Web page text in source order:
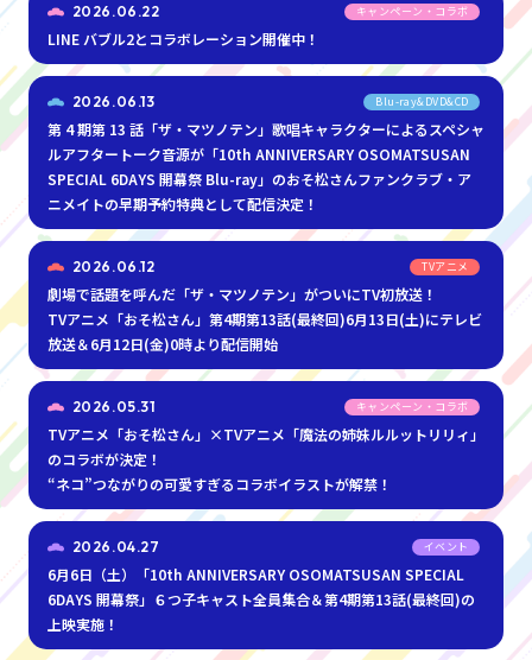
2026.06.22
LINE バブル2とコラボレーション開催中！
キャンペーン・コラボ
2026.06.13
第 4 期第 13 話「ザ・マツノテン」歌唱キャラクターによるスペシャ
ルアフタートーク音源が「10th ANNIVERSARY OSOMATSUSAN
SPECIAL 6DAYS 開幕祭 Blu-ray」のおそ松さんファンクラブ・ア
ニメイトの早期予約特典として配信決定！
Blu-ray&DVD&CD
2026.06.12
劇場で話題を呼んだ「ザ・マツノテン」がついにTV初放送！
TVアニメ「おそ松さん」第4期第13話(最終回)6月13日(土)にテレビ
放送＆6月12日(金)0時より配信開始
TVアニメ
2026.05.31
TVアニメ「おそ松さん」×TVアニメ「魔法の姉妹ルルットリリィ」
のコラボが決定！
“ネコ”つながりの可愛すぎるコラボイラストが解禁！
キャンペーン・コラボ
2026.04.27
6月6日（土）「10th ANNIVERSARY OSOMATSUSAN SPECIAL
6DAYS 開幕祭」６つ子キャスト全員集合＆第4期第13話(最終回)の
上映実施！
イベント